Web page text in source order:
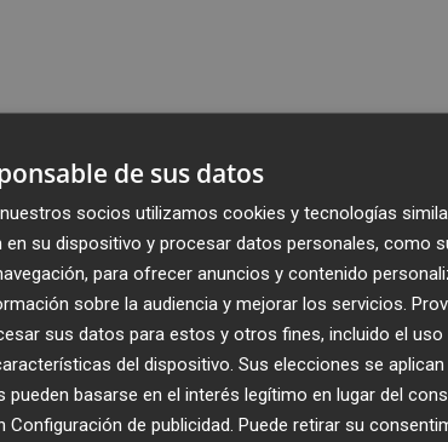
de sus datos
socios utilizamos cookies y tecnologías
su dispositivo y procesar datos personales, como
para ofrecer anuncios y contenido
sobre la audiencia y mejorar los servicios.
sus datos para estos y otros fines, incluido el
del dispositivo. Sus elecciones se
pueden basarse en el interés legítimo en lugar del
Configuración de publicidad . Puede retirar su